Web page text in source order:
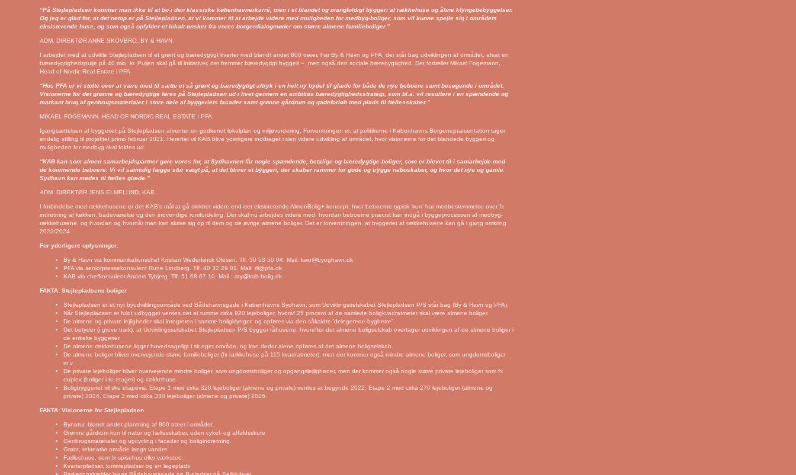
“På Stejlepladsen kommer man ikke til at bo i den klassiske københavnerkarré, men i et blandet og mangfoldigt byggeri af rækkehuse og åbne klyngebebyggelser.
Og jeg er glad for, at det netop er på Stejlepladsen, at vi kommer til at arbejde videre med muligheden for medbyg-boliger, som vil kunne spejle sig i områdets
eksisterende huse, og som også opfylder et lokalt ønsker fra vores borgerdialogmøder om større almene familieboliger.”
ADM. DIREKTØR ANNE SKOVBRO, BY & HAVN.
I arbejdet med at udvikle Stejlepladsen til et grønt og bæredygtigt kvarter med blandt andet 800 træer, har By & Havn og PFA, der står bag udviklingen af området, afsat en
bæredygtighedspulje på 40 mio. kr. Puljen skal gå til initiativer, der fremmer bæredygtigt byggeri – men også den sociale bæredygtighed. Det fortæller Mikael Fogemann,
Head of Nordic Real Estate i PFA.
“Hos PFA er vi stolte over at være med til sætte et så grønt og bæredygtigt aftryk i en helt ny bydel til glæde for både de nye beboere samt besøgende i området.
Visionerne for det grønne og bæredygtige føres på Stejlepladsen ud i livet gennem en ambitiøs bæredygtighedsstrategi, som bl.a. vil resultere i en spændende og
markant brug af genbrugsmaterialer i store dele af byggeriets facader samt grønne gårdrum og gadeforløb med plads til fællesskaber.”
MIKAEL FOGEMANN, HEAD OF NORDIC REAL ESTATE I PFA.
Igangsættelsen af byggeriet på Stejlepladsen afventer en godkendt lokalplan og miljøvurdering. Forventningen er, at politikerne i Københavns Borgerrepræsentation tager
endelig stilling til projektet primo februar 2021. Herefter vil KAB blive yderligere inddraget i den videre udvikling af området, hvor visionerne for det blandede byggeri og
muligheden for medbyg skal foldes ud.
“KAB kan som almen samarbejdspartner gøre vores for, at Sydhavnen får nogle spændende, betalige og bæredygtige boliger, som er blevet til i samarbejde med
de kommende beboere. Vi vil samtidig lægge stor vægt på, at det bliver et byggeri, der skaber rammer for gode og trygge naboskaber, og hvor det nye og gamle
Sydhavn kan mødes til fælles glæde.”
ADM. DIREKTØR JENS ELMELUND, KAB.
I forbindelse med rækkehusene er det KAB’s mål at gå skridtet videre end det eksisterende AlmenBolig+ koncept, hvor beboerne typisk ’kun’ har medbestemmelse over fx
indretning af køkken, badeværelse og den indvendige rumfordeling. Der skal nu arbejdes videre med, hvordan beboerne præcist kan indgå i byggeprocessen af medbyg-
rækkehusene, og hvordan og hvornår man kan skrive sig op til dem og de øvrige almene boliger. Det er forventningen, at byggeriet af rækkehusene kan gå i gang omkring
2023/2024.
For yderligere oplysninger:
By & Havn via kommunikationschef Kristian Wederkinck Olesen. Tlf. 30 53 50 04. Mail:kwo@byoghavn.dk
PFA via seniorpressekonsulent Rune Lindberg. Tlf. 40 32 29 01. Mail:rli@pfa.dk
KAB via chefkonsulent Anders Tybjerg. Tlf. 51 68 67 10. Mail :aty@kab-bolig.dk
FAKTA: Stejlepladsens boliger
Stejlepladsen er et nyt byudviklingsområde ved Bådehavnsgade i Københavns Sydhavn, som Udviklingsselskabet Stejlepladsen P/S står bag (By & Havn og PFA).
Når Stejlepladsen er fuldt udbygget ventes det at rumme cirka 920 lejeboliger, hvoraf 25 procent af de samlede boligkvadratmeter skal være almene boliger.
De almene og private lejligheder skal integreres i samme boligklynger, og opføres via den såkaldte ’delegerede bygherre’.
Det betyder (i grove træk), at Udviklingsselskabet Stejlepladsen P/S bygger råhusene, hvorefter det almene boligselskab overtager udviklingen af de almene boliger i
de enkelte byggerier.
De almene rækkehusene ligger hovedsageligt i sit eget område, og kan derfor alene opføres af det almene boligselskab.
De almene boliger bliver overvejende større familieboliger (fx rækkehuse på 115 kvadratmeter), men der kommer også mindre almene boliger, som ungdomsboliger
m.v.
De private lejeboliger bliver overvejende mindre boliger, som ungdomsboliger og opgangslejligheder, men der kommer også nogle større private lejeboliger som fx
duplex (boliger i to etager) og rækkehuse.
Boligbyggeriet vil ske etapevis. Etape 1 med cirka 320 lejeboliger (almene og private) ventes at begynde 2022. Etape 2 med cirka 270 lejeboliger (almene og
private) 2024. Etape 3 med cirka 330 lejeboliger (almene og private) 2026.
FAKTA: Visionerne for Stejlepladsen
Bynatur, blandt andet plantning af 800 træer i området.
Grønne gårdrum kun til natur og fællesskaber, uden cykel- og affaldsskure
Genbrugsmaterialer og upcycling i facader og boligindretning.
Grønt, rekreativt område langs vandet.
Fælleshuse, som fx spisehus eller værksted.
Kvarterpladser, lommepladser og en legeplads.